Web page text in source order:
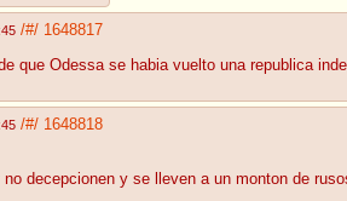
/#/ 1648817
que Odessa se habia vuelto una republica
/#/ 1648818
no decepcionen y se lleven a un monton de